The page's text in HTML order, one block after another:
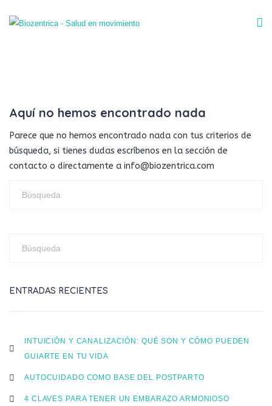
Aquí no hemos encontrado nada
Parece que no hemos encontrado nada con tus criterios de
búsqueda, si tienes dudas escríbenos en la sección de
contacto o directamente a info@biozentrica.com
ENTRADAS RECIENTES
INTUICIÓN Y CANALIZACIÓN: QUÉ SON Y CÓMO PUEDEN
GUIARTE EN TU VIDA
AUTOCUIDADO COMO BASE DEL POSTPARTO
4 CLAVES PARA TENER UN EMBARAZO ARMONIOSO